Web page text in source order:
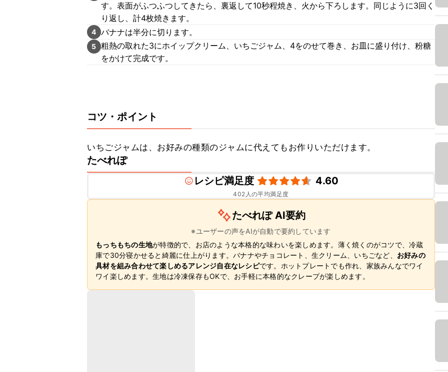
す。表面がふつふつしてきたら、裏返して10秒程焼き、火から下ろします。同じように3回く
り返し、計4枚焼きます。
4 バナナは半分に切ります。
5 粗熱の取れた3にホイップクリーム、いちごジャム、4をのせて巻き、お皿に盛り付け、粉糖
をかけて完成です。
コツ・ポイント
いちごジャムは、お好みの種類のジャムに代えてもお作りいただけます。
たべれぽ
レシピ満足度
4.60
402 人の平均満足度
たべれぽ AI要約
※ユーザーの声をAIが自動で要約しています
もっちもちの生地が特徴的で、お店のような本格的な味わいを楽しめます。薄く焼くのがコツで、冷蔵
庫で30分寝かせると綺麗に仕上がります。バナナやチョコレート、生クリーム、いちごなど、 お好みの
具材を組み合わせて楽しめるアレンジ自在なレシピです。ホットプレートでも作れ、家族みんなでワイ
ワイ楽しめます。生地は冷凍保存もOKで、お手軽に本格的なクレープが楽しめます。